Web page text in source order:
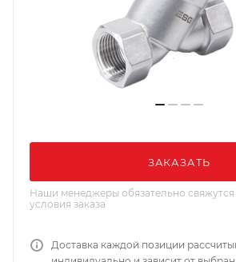
ЗАКАЗАТЬ
Наши менеджеры обязательно свяжутся
условия заказа
Доставка каждой позиции